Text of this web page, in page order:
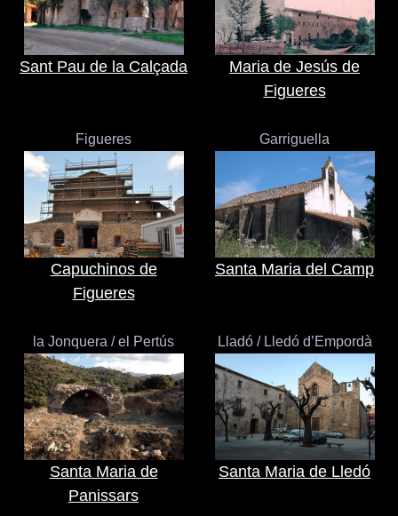
Sant Pau de la Calçada
Maria de Jesús de
Figueres
Figueres
Capuchinos de
Figueres
Garriguella
Santa Maria del Camp
la Jonquera / el Pertús
Santa Maria de
Panissars
Lladó / Lledó d’Empordà
Santa Maria de Lledó